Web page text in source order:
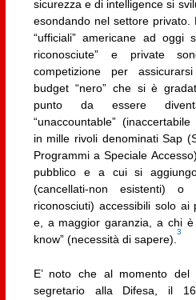
sicurezza e di intelligence si
esondando nel settore privato.
“ufficiali” americane ad oggi
riconosciute” e private
competizione per
budget “nero” che si è
punto da essere
“unaccountable”
in mille rivoli denominati Sap
Programmi a Speciale
pubblico e a cui si
(cancellati-non esistenti) o
riconosciuti) accessibili solo
e, a maggior garanzia, a chi
know” (necessità di sapere).
3
E’ noto che al momento del
segretario alla Difesa, il